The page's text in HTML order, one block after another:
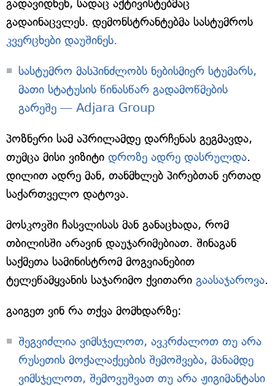
გადავიდნენ, სადაც აქტივისტებმაც
გადაინაცვლეს. დემონსტრანტებმა სასტუმროს
კვერცხები დაუშინეს.
სასტუმრო მასპინძლობს ნებისმიერ სტუმარს,
მათი სტატუსის წინასწარ გადამოწმების
გარეშე — Adjara Group
პოზნერი სამ აპრილამდე დარჩენას გეგმავდა,
თუმცა მისი ვიზიტი დროზე ადრე დასრულდა.
დილით ადრე მან, თანმხლებ პირებთან ერთად
საქართველო დატოვა.
მოსკოვში ჩასვლისას მან განაცხადა, რომ
თბილისში არავინ დაუჯარიმებიათ. შინაგან
საქმეთა სამინისტრომ მოგვიანებით
ტელეწამყვანის საჯარიმო ქვითარი გაასაჯაროვა.
გაიგეთ ვინ რა თქვა მომხდარზე:
შეგვიძლია ვიმსჯელოთ, ავკრძალოთ თუ არა
რუსეთის მოქალაქეების შემოშვება, მანამდე
ვიმსჯელოთ, შემოვუშვათ თუ არა ჟიგიმანტასი